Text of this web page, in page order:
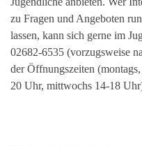
zu Fragen und Angeboten
lassen, kann sich gerne im
02682-6535 (vorzugsweise
der Öffnungszeiten
20 Uhr, mittwochs 14-18